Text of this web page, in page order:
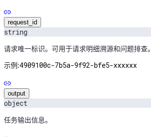
request_id
string
请求唯一标识。可用于请求明细溯源和问题排查。
示例:4909100c-7b5a-9f92-bfe5-xxxxxx
output
object
任务输出信息。